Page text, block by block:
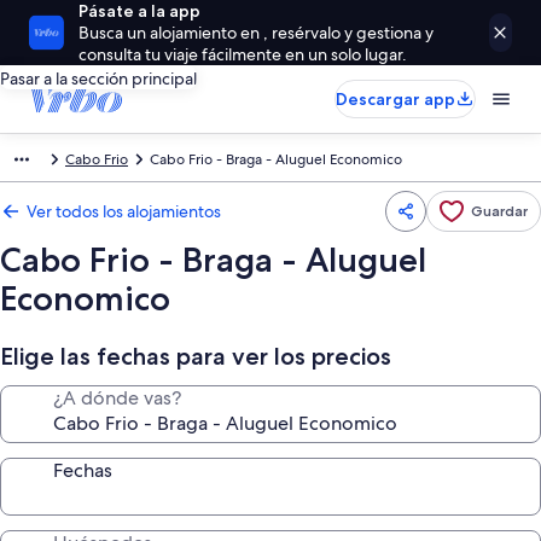
Pásate a la app
Busca un alojamiento en , resérvalo y gestiona y
consulta tu viaje fácilmente en un solo lugar.
Pasar a la sección principal
Descargar app
Cabo Frio Cabo Frio - Braga - Aluguel Economico
Ver todos los alojamientos Guardar
Cabo Frio - Braga - Aluguel
Economico
Elige las fechas para ver los precios
¿A dónde vas?
Fechas